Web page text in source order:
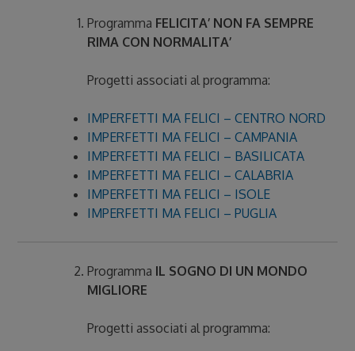
Programma FELICITA’ NON FA SEMPRE
RIMA CON NORMALITA’
Progetti associati al programma:
IMPERFETTI MA FELICI – CENTRO NORD
IMPERFETTI MA FELICI – CAMPANIA
IMPERFETTI MA FELICI – BASILICATA
IMPERFETTI MA FELICI – CALABRIA
IMPERFETTI MA FELICI – ISOLE
IMPERFETTI MA FELICI – PUGLIA
Programma IL SOGNO DI UN MONDO
MIGLIORE
Progetti associati al programma: